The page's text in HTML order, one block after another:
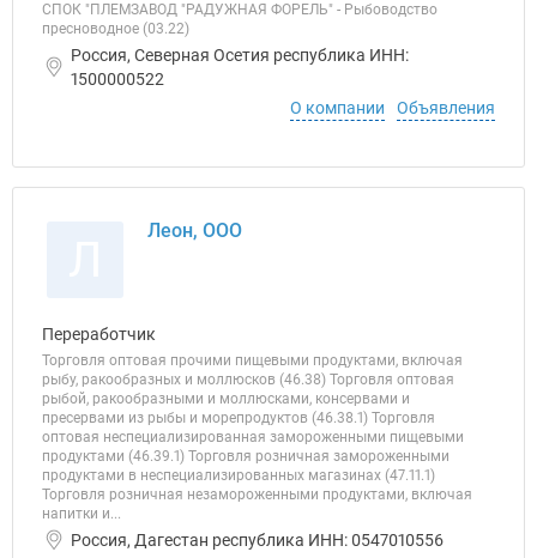
СПОК "ПЛЕМЗАВОД "РАДУЖНАЯ ФОРЕЛЬ" - Рыбоводство
пресноводное (03.22)
Россия, Северная Осетия республика ИНН:
1500000522
О компании
Объявления
Леон, ООО
Переработчик
Торговля оптовая прочими пищевыми продуктами, включая
рыбу, ракообразных и моллюсков (46.38) Торговля оптовая
рыбой, ракообразными и моллюсками, консервами и
пресервами из рыбы и морепродуктов (46.38.1) Торговля
оптовая неспециализированная замороженными пищевыми
продуктами (46.39.1) Торговля розничная замороженными
продуктами в неспециализированных магазинах (47.11.1)
Торговля розничная незамороженными продуктами, включая
напитки и...
Россия, Дагестан республика ИНН: 0547010556